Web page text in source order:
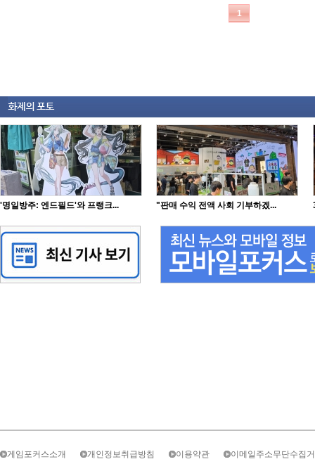
'명일방주: 엔드필드'와 프랭크... "판매 수익 전액 사회 기부하겠...
게임포커스소개 개인정보취급방침 이용약관 이메일주소무단수집